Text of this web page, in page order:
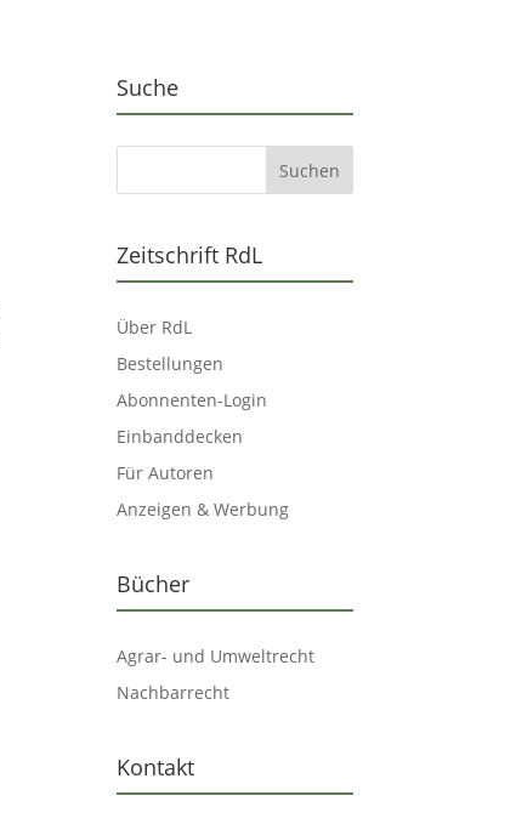
Suche
Zeitschrift RdL
Über RdL
Bestellungen
Abonnenten-Login
Einbanddecken
Für Autoren
Anzeigen & Werbung
Bücher
Agrar- und Umweltrecht
Nachbarrecht
Kontakt